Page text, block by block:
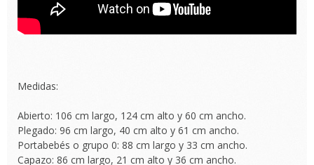
Medidas:
Abierto: 106 cm largo, 124 cm alto y 60 cm ancho.
Plegado: 96 cm largo, 40 cm alto y 61 cm ancho.
Portabebés o grupo 0: 88 cm largo y 33 cm ancho.
Capazo: 86 cm largo, 21 cm alto y 36 cm ancho.